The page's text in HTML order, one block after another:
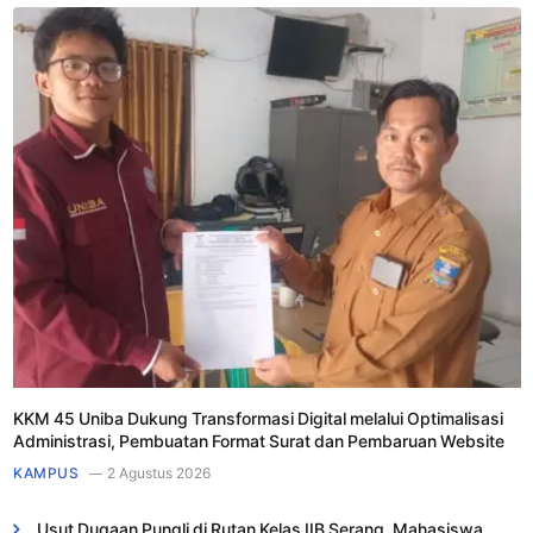
KKM 45 Uniba Dukung Transformasi Digital melalui Optimalisasi
Administrasi, Pembuatan Format Surat dan Pembaruan Website
KAMPUS 2 Agustus 2026